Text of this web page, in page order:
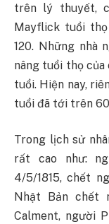
trên lý thuyết,
Mayflick tuổi
120. Những nhà
nâng tuổi thọ của
tuổi. Hiện nay,
tuổi đã tới trên
Trong lịch sử
rất cao như:
4/5/1815, chết
Nhật Bản chết
Calment, người